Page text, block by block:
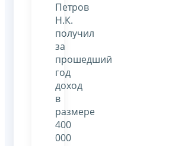
Петров
Н.К.
получил
за
прошедший
год
доход
в
размере
400
000